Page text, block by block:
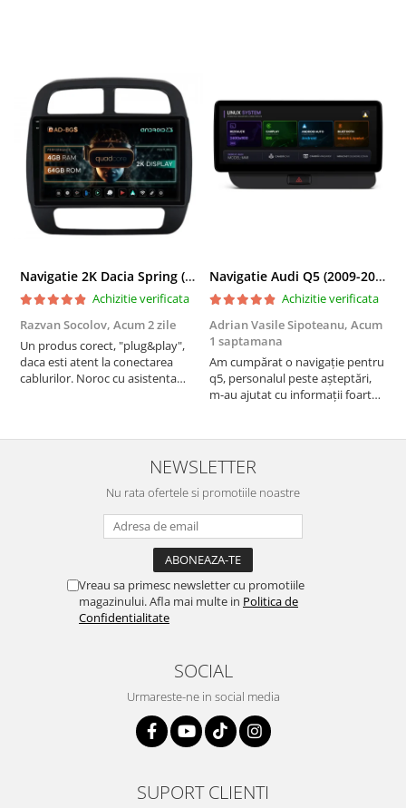
Navigatie 2K Dacia Spring (2021- Prezent), Android, S-Quadcore / 4GB RAM + 64GB ROM, 9.5 Inch - AD-BGS90042K+AD-BGRKIT366V4s
Achizitie verificata
Razvan Socolov, Acum 2 zile
Un produs corect, "plug&play",
daca esti atent la conectarea
cablurilor. Noroc cu asistenta
atras atentia ca nu era conectat
cablul de video de la camera
Navigatie Audi Q5 (2009-2017), Linux OS & OEM, MMI 3G, CarPlay & Android Auto Wireless, MirrorLink, Camera AHD, 12.3 Inch - AD-BGAALNXH+AD-BGRKITQ5002
Achizitie verificata
Adrian Vasile Sipoteanu, Acum
1 saptamana
Am cumpărat o navigație pentru
q5, personalul peste așteptări,
m-au ajutat cu informații foarte
serviabili, livrare rapidă, suport
tehnic, totul impecabil, o să revin
la ei și pentru vi...
NEWSLETTER
Nu rata ofertele si promotiile noastre
Vreau sa primesc newsletter cu promotiile
magazinului. Afla mai multe in Politica de
Confidentialitate
SOCIAL
Urmareste-ne in social media
SUPORT CLIENTI